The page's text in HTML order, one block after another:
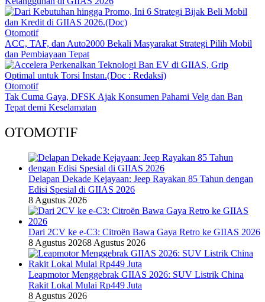
Otomotif
ACC, TAF, dan Auto2000 Bekali Masyarakat Strategi Pilih Mobil
dan Pembiayaan Tepat
Otomotif
Tak Cuma Gaya, DFSK Ajak Konsumen Pahami Velg dan Ban
Tepat demi Keselamatan
OTOMOTIF
Delapan Dekade Kejayaan: Jeep Rayakan 85 Tahun dengan
Edisi Spesial di GIIAS 2026
8 Agustus 2026
Dari 2CV ke e-C3: Citroën Bawa Gaya Retro ke GIIAS 2026
8 Agustus 20268 Agustus 2026
Leapmotor Menggebrak GIIAS 2026: SUV Listrik China
Rakit Lokal Mulai Rp449 Juta
8 Agustus 2026